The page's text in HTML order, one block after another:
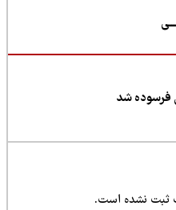
شد
نشده است.